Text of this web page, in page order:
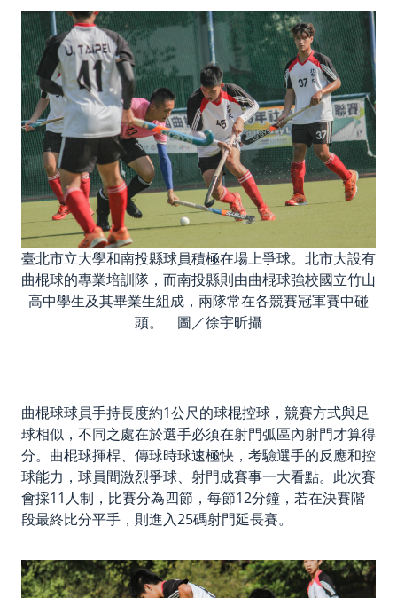
臺北市立大學和南投縣球員積極在場上爭球。北市大設有
曲棍球的專業培訓隊，而南投縣則由曲棍球強校國立竹山
高中學生及其畢業生組成，兩隊常在各競賽冠軍賽中碰
頭。 圖／徐宇昕攝
曲棍球球員手持長度約1公尺的球棍控球，競賽方式與足
球相似，不同之處在於選手必須在射門弧區內射門才算得
分。曲棍球揮桿、傳球時球速極快，考驗選手的反應和控
球能力，球員間激烈爭球、射門成賽事一大看點。此次賽
會採11人制，比賽分為四節，每節12分鐘，若在決賽階
段最終比分平手，則進入25碼射門延長賽。